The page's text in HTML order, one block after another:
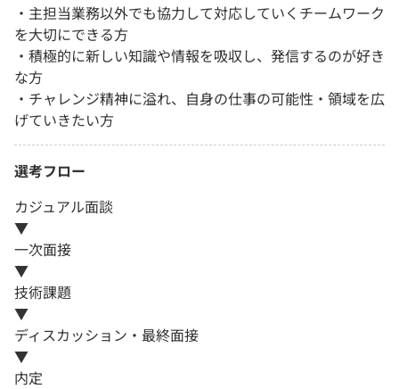
・主担当業務以外でも協力して対応していくチームワーク
を大切にできる方
・積極的に新しい知識や情報を吸収し、発信するのが好き
な方
・チャレンジ精神に溢れ、自身の仕事の可能性・領域を広
げていきたい方
選考フロー
カジュアル面談
▼
一次面接
▼
技術課題
▼
ディスカッション・最終面接
▼
内定